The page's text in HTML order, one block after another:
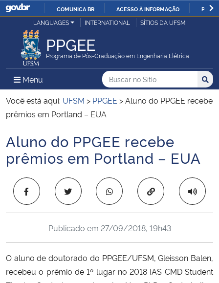
IR
COMUNICA BR ACESSO À INFORMAÇÃO
Ministério da Justiça e Segurança Pública
Ministério da Defesa
Ministério das Relações Exteriores
Ministério da Infraestrutura
Ministério da Educação
Ministério da Cidadania
Ministério de Minas e Energia
LANGUAGES INTERNATIONAL SÍTIOS DA UFSM
PPGEE
Programa de Pós-Graduação em Engenharia Elétrica
Menu Menu Principal do Sítio
Busca
Buscar no no Sítio
Busca:
Você está aqui: UFSM > PPGEE >Aluno do PPGEE recebe
prêmios em Portland – EUA
Início do conteúdo
Aluno do PPGEE recebe
prêmios em Portland – EUA
Copiar para área
Publicado em 27/09/2018, 19h43
O aluno de doutorado do PPGEE/UFSM, Gleisson Balen,
recebeu o prêmio de 1º lugar no 2018 IAS CMD Student